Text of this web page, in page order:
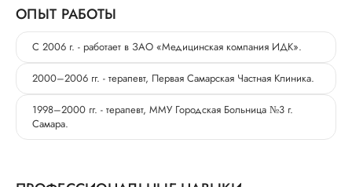
ОПЫТ РАБОТЫ
С 2006 г. - работает в ЗАО «Медицинская компания ИДК».
2000–2006 гг. - терапевт, Первая Самарская Частная Клиника.
1998–2000 гг. - терапевт, ММУ Городская Больница №3 г.
Самара.